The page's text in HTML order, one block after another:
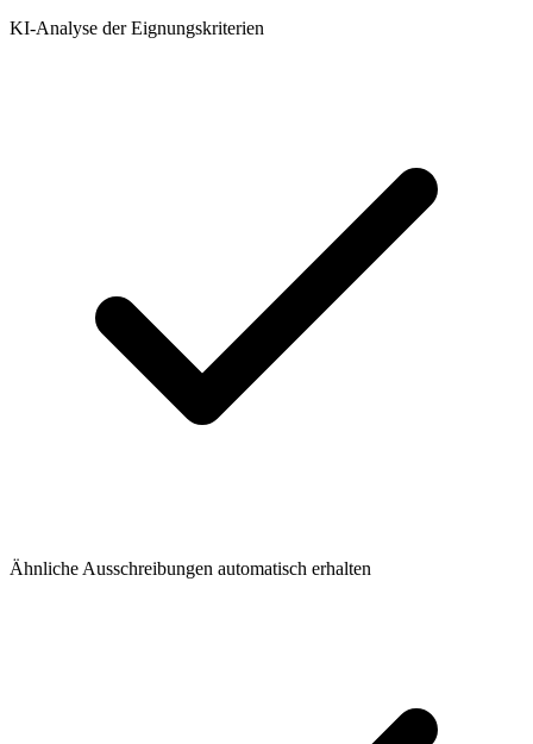
KI-Analyse der Eignungskriterien
Ähnliche Ausschreibungen automatisch erhalten